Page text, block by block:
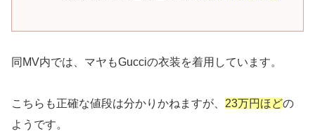
同MV内では、マヤもGucciの衣装を着用しています。
こちらも正確な値段は分かりかねますが、 23万円ほどの
ようです。